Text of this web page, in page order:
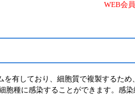
WEB会
有しており、細胞質で複製するため
胞種に感染することができます。感